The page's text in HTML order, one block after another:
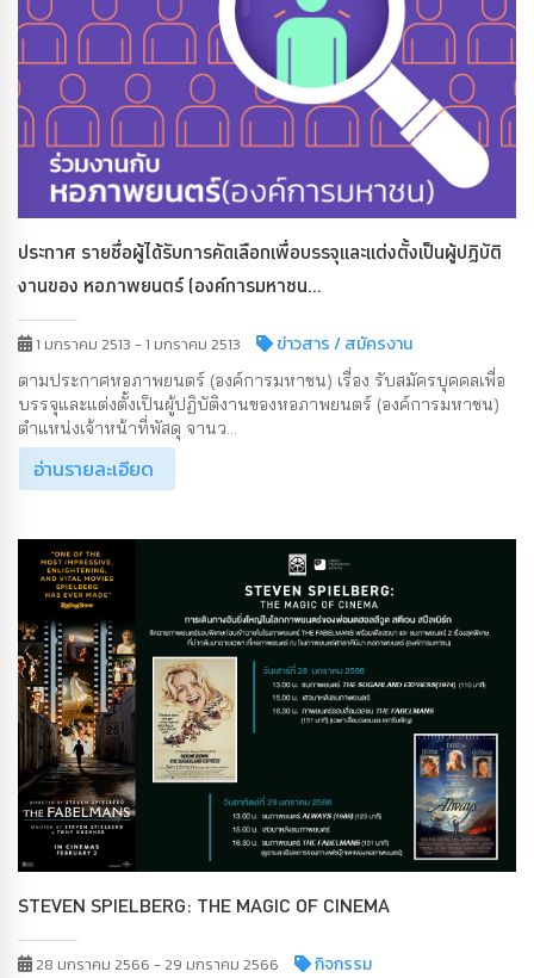
ประกาศ รายชื่อผู้ได้รับการคัดเลือกเพื่อบรรจุและแต่งตั้งเป็นผู้ปฏิบัติ
งานของ หอภาพยนตร์ (องค์การมหาชน...
1 มกราคม 2513 - 1 มกราคม 2513 ข่าวสาร/ สมัครงาน
ตามประกาศหอภาพยนตร์ (องค์การมหาชน) เรื่อง รับสมัครบุคคลเพื่อ
บรรจุและแต่งตั้งเป็นผู้ปฏิบัติงานของหอภาพยนตร์ (องค์การมหาชน)
ตำแหน่งเจ้าหน้าที่พัสดุ จานว...
อ่านรายละเอียด
STEVEN SPIELBERG: THE MAGIC OF CINEMA
28 มกราคม 2566 - 29 มกราคม 2566 กิจกรรม